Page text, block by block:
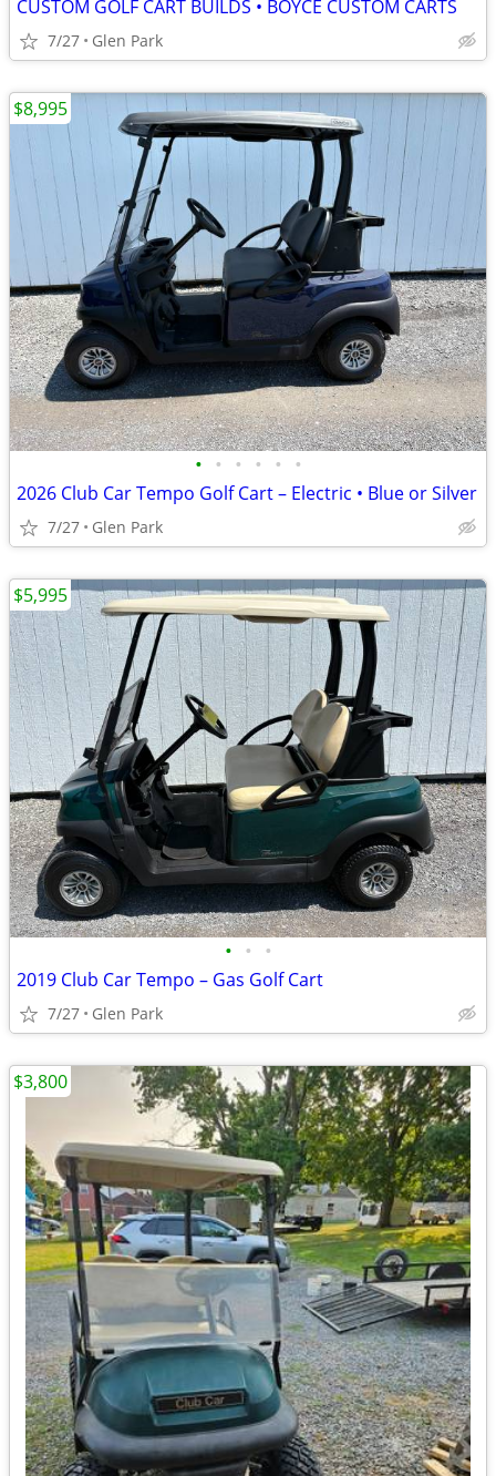
CUSTOM GOLF CART BUILDS • BOYCE CUSTOM CARTS
7/27 Glen Park
• • • • • •
2026 Club Car Tempo Golf Cart – Electric • Blue or Silver
7/27 Glen Park
$8,995
• • •
2019 Club Car Tempo – Gas Golf Cart
7/27 Glen Park
$5,995
$3,800